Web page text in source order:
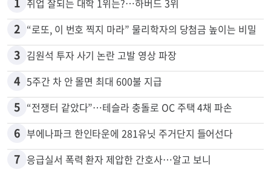
많이 본 뉴스
1 취업 잘되는 대학 1위는?…하버드 3위
2 “로또, 이 번호 찍지 마라” 물리학자의 당첨금 높이는 비밀
3 김원석 투자 사기 논란 고발 영상 파장
4 5주간 차 안 몰면 최대 600불 지급
5 “전쟁터 같았다”…테슬라 충돌로 OC 주택 4채 파손
6 부에나파크 한인타운에 281유닛 주거단지 들어선다